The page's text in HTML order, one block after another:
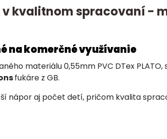
v kvalitnom spracovaní -
na komerčné využívanie
materiálu 0,55mm PVC DTex PLATO,
fukáre z GB.
nápor aj počet detí, pričom kvalita